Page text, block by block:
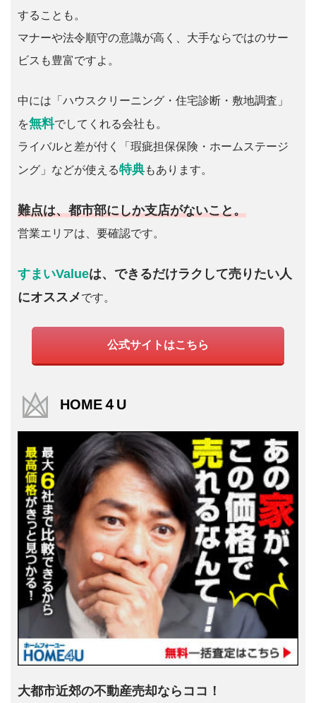
することも。
マナーや法令順守の意識が高く、大手ならではのサー
ビスも豊富ですよ。
中には「ハウスクリーニング・住宅診断・敷地調査」
を無料でしてくれる会社も。
ライバルと差が付く「瑕疵担保保険・ホームステージ
ング」などが使える特典もあります。
難点は、都市部にしか支店がないこと。
営業エリアは、要確認です。
すまいValueは、できるだけラクして売りたい人
にオススメです。
公式サイトはこちら
HOME４U
大都市近郊の不動産売却ならココ！